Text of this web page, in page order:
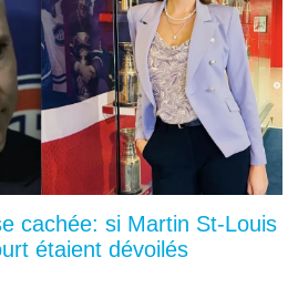
cachée: si Martin St-Louis
étaient dévoilés